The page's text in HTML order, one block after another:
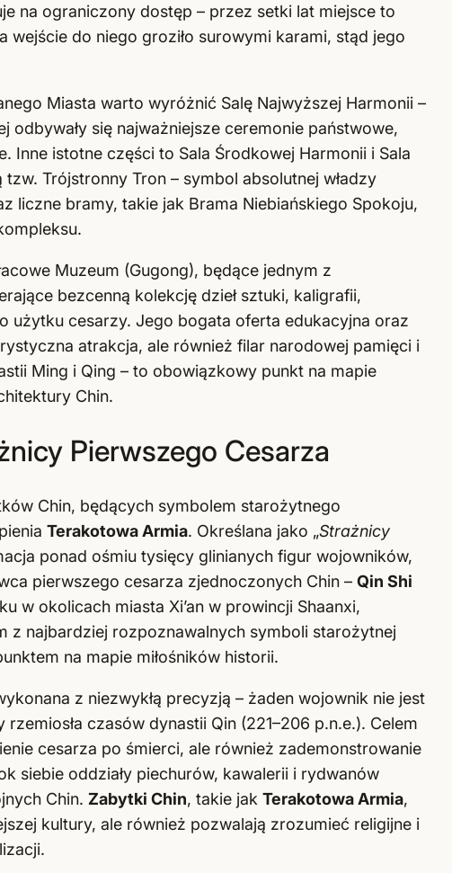
na ograniczony dostęp – przez setki lat miejsce to
wejście do niego groziło surowymi karami, stąd jego
Miasta warto wyróżnić Salę Najwyższej Harmonii –
się najważniejsze ceremonie państwowe,
Inne istotne części to Sala Środkowej Harmonii i Sala
Trójstronny Tron – symbol absolutnej władzy
liczne bramy, takie jak Brama Niebiańskiego Spokoju,
Muzeum (Gugong), będące jednym z
bezcenną kolekcję dzieł sztuki, kaligrafii,
użytku cesarzy. Jego bogata oferta edukacyjna oraz
atrakcja, ale również filar narodowej pamięci i
Ming i Qing – to obowiązkowy punkt na mapie
Chin.
Pierwszego Cesarza
Chin, będących symbolem starożytnego
Terakotowa Armia. Określana jako „Strażnicy
ponad ośmiu tysięcy glinianych figur wojowników,
pierwszego cesarza zjednoczonych Chin – Qin Shi
w okolicach miasta Xi’an w prowincji Shaanxi,
z najbardziej rozpoznawalnych symboli starożytnej
na mapie miłośników historii.
z niezwykłą precyzją – żaden wojownik nie jest
czasów dynastii Qin (221–206 p.n.e.). Celem
cesarza po śmierci, ale również zademonstrowanie
siebie oddziały piechurów, kawalerii i rydwanów
Chin. Zabytki Chin, takie jak Terakotowa Armia,
kultury, ale również pozwalają zrozumieć religijne i